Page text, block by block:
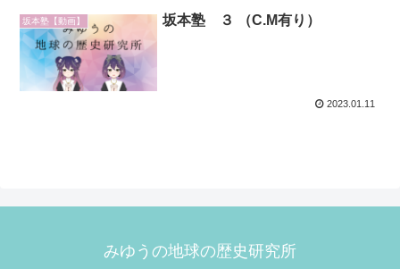
坂本塾【動画】 坂本塾 ３ （C.M有り）
2023.01.11
みゆうの地球の歴史研究所